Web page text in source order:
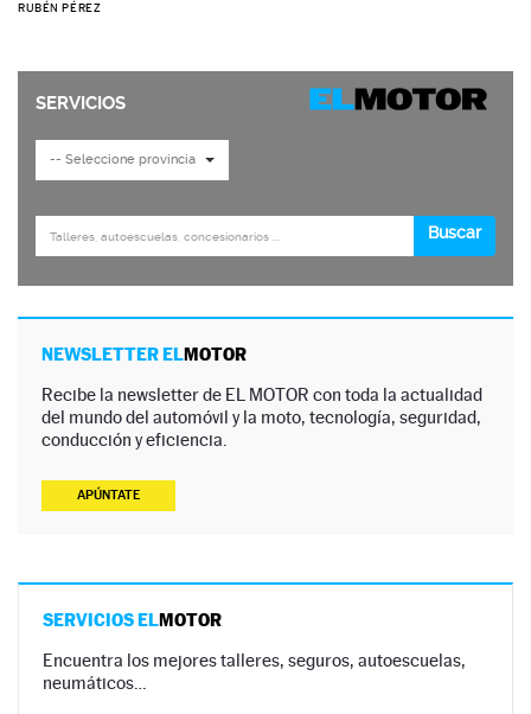
RUBÉN PÉREZ
NEWSLETTER ELMOTOR
Recibe la newsletter de EL MOTOR con toda la actualidad
del mundo del automóvil y la moto, tecnología, seguridad,
conducción y eficiencia.
APÚNTATE
SERVICIOS ELMOTOR
Encuentra los mejores talleres, seguros, autoescuelas,
neumáticos…